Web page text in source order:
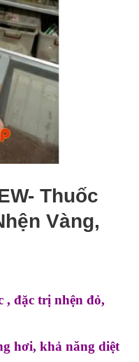
Thuốc
Vàng,
, đặc trị nhện đỏ,
hơi, khả năng diệt